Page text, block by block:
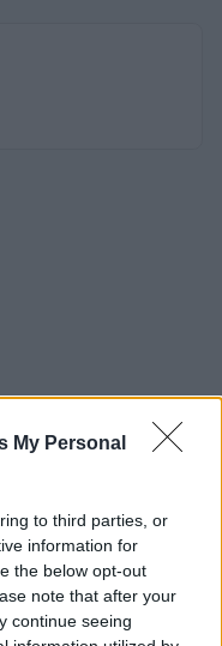
My Personal
to third parties, or
information for
the below opt-out
note that after your
continue seeing